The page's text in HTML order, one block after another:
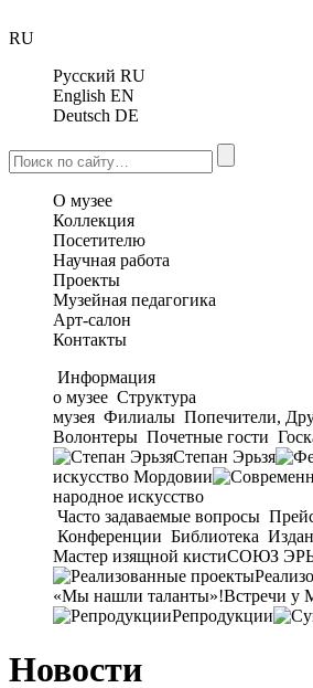
RU
Русский RU
English EN
Deutsch DE
О музее
Коллекция
Посетителю
Научная работа
Проекты
Музейная педагогика
Арт-салон
Контакты
Информация
о музее Структура
музея Филиалы Попечители,
Волонтеры Почетные гости
Степан Эрьзя
искусство Мордовии
народное искусство
Часто задаваемые вопросы
Конференции Библиотека
Мастер изящной кистиСОЮЗ
«Мы нашли таланты»!Встречи у
Репродукции
Новости